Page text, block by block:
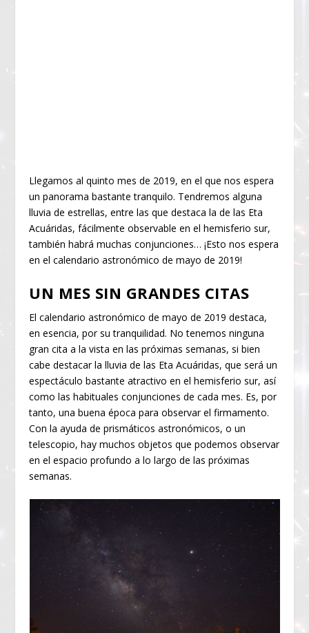
Llegamos al quinto mes de 2019, en el que nos espera
un panorama bastante tranquilo. Tendremos alguna
lluvia de estrellas, entre las que destaca la de las Eta
Acuáridas, fácilmente observable en el hemisferio sur,
también habrá muchas conjunciones… ¡Esto nos espera
en el calendario astronómico de mayo de 2019!
UN MES SIN GRANDES CITAS
El calendario astronómico de mayo de 2019 destaca,
en esencia, por su tranquilidad. No tenemos ninguna
gran cita a la vista en las próximas semanas, si bien
cabe destacar la lluvia de las Eta Acuáridas, que será un
espectáculo bastante atractivo en el hemisferio sur, así
como las habituales conjunciones de cada mes. Es, por
tanto, una buena época para observar el firmamento.
Con la ayuda de prismáticos astronómicos, o un
telescopio, hay muchos objetos que podemos observar
en el espacio profundo a lo largo de las próximas
semanas.